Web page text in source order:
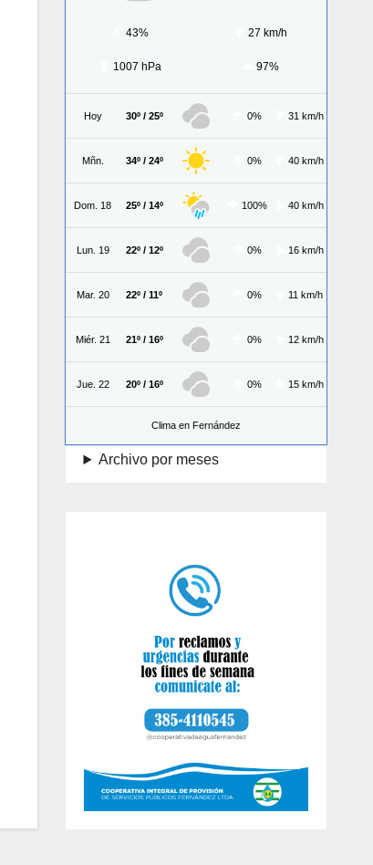
43% 27 km/h
1007 hPa 97%
Hoy 30º / 25º 0% 31 km/h
Mñn. 34º / 24º 0% 40 km/h
Dom. 18 25º / 14º 100% 40 km/h
Lun. 19 22º / 12º 0% 16 km/h
Mar. 20 22º / 11º 0% 11 km/h
Miér. 21 21º / 16º 0% 12 km/h
Jue. 22 20º / 16º 0% 15 km/h
Clima en Fernández
Archivo por meses